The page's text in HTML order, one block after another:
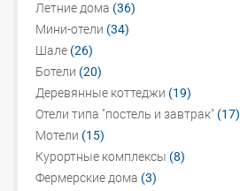
Летние дома (36)
Мини-отели (34)
Шале (26)
Ботели (20)
Деревянные коттеджи (19)
Отели типа "постель и завтрак" (17)
Мотели (15)
Курортные комплексы (8)
Фермерские дома (3)